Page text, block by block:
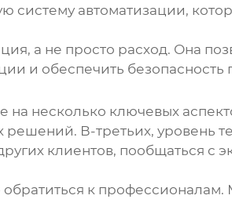
автоматизации,
а не просто расход. Она
и обеспечить безопасность
на несколько ключевых
В-третьих, уровень
клиентов, пообщаться с
к профессионалам.